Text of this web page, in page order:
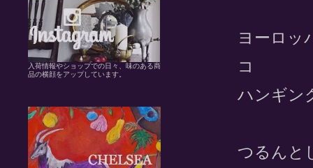
ヨーロッ
コ
ハンギン
つるんと
入荷情報やショップでの日々、味のある商
品の横顔をアップしています。